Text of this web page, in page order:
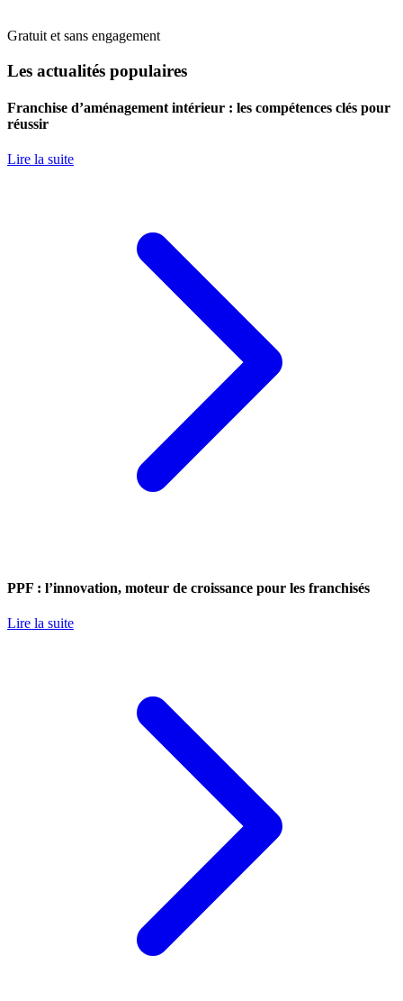
Gratuit et sans engagement
Les actualités populaires
Franchise d’aménagement intérieur : les compétences clés pour
réussir
Lire la suite
PPF : l’innovation, moteur de croissance pour les franchisés
Lire la suite